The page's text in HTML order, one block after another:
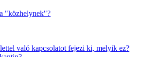
"közhelynek"?
való kapcsolatot fejezi ki, melyik ez?